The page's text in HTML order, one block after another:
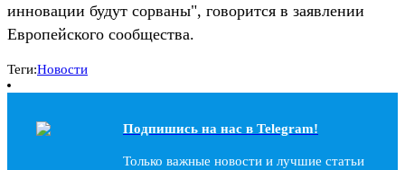
инновации будут сорваны", говорится в заявлении
Европейского сообщества.
Теги:Новости
Подпишись на наc в Telegram!
Только важные новости и лучшие статьи